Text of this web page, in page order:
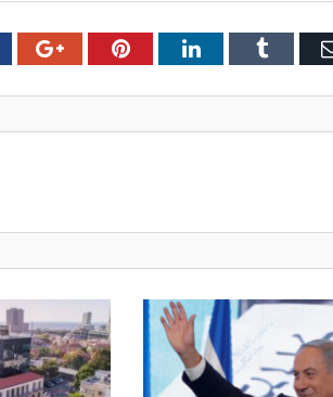
Google+PinterestLinkedInTumblr